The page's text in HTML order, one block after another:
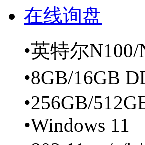
在线询盘
•英特尔N100/
•8GB/16GB
•256GB/
•Windows 11